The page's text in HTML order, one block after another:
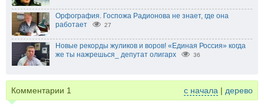
Орфография. Госпожа Радионова не знает, где она
работает
27
Новые рекорды жуликов и воров! «Единая Россия» когда
же ты нажрешься_ депутат олигарх
36
Комментарии 1 с начала | дерево